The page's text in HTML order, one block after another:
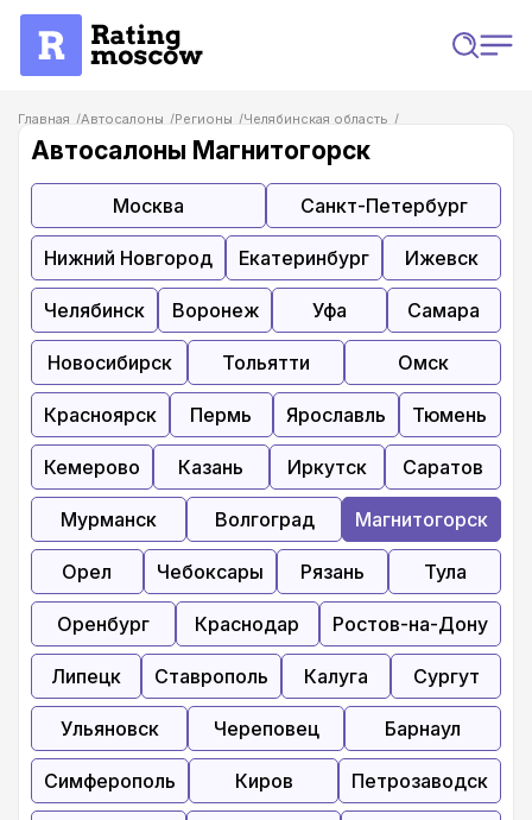
Главная Автосалоны Регионы
Челябинская область
Отзывы на автосалоны в Магнитогорске
Автосалоны Магнитогорск
Москва Санкт-Петербург
Нижний Новгород Екатеринбург Ижевск
Челябинск Воронеж Уфа Самара
Новосибирск Тольятти Омск
Красноярск Пермь Ярославль Тюмень
Кемерово Казань Иркутск Саратов
Мурманск Волгоград Магнитогорск
Орел Чебоксары Рязань Тула
Оренбург Краснодар Ростов-на-Дону
Липецк Ставрополь Калуга Сургут
Ульяновск Череповец Барнаул
Симферополь Киров Петрозаводск